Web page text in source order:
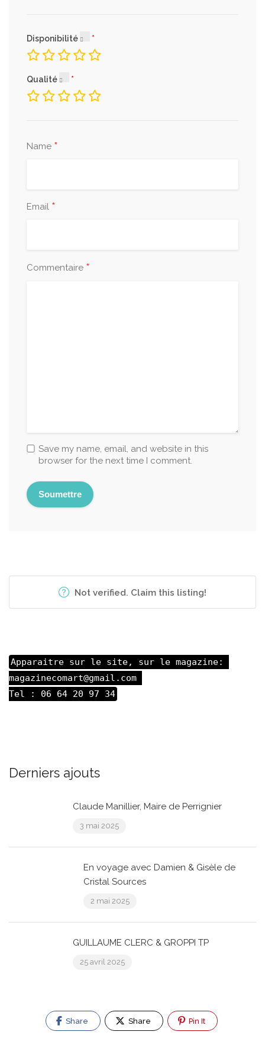
Disponibilité
Qualité
Name *
Email *
Commentaire *
Save my name, email, and website in this
browser for the next time I comment.
Not verified. Claim this listing!
Apparaitre sur le site, sur le magazine:
magazinecomart@gmail.com
Tel : 06 64 20 97 34
Derniers ajouts
Claude Manillier, Maire de Perrignier
3 mai 2025
En voyage avec Damien & Gisèle de
Cristal Sources
2 mai 2025
GUILLAUME CLERC & GROPPI TP
25 avril 2025
Share Share Pin It